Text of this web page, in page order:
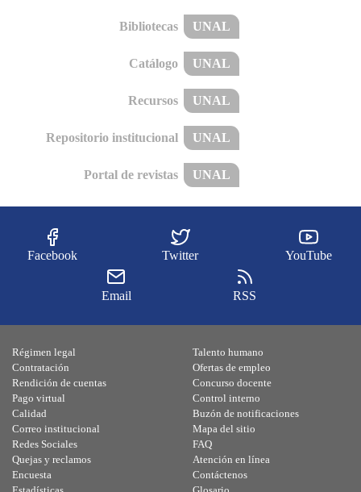
Bibliotecas UNAL
Catálogo UNAL
Recursos UNAL
Repositorio institucional UNAL
Portal de revistas UNAL
Facebook Twitter YouTube
Email RSS
Régimen legal
Contratación
Rendición de cuentas
Pago virtual
Calidad
Talento humano
Ofertas de empleo
Concurso docente
Control interno
Buzón de notificaciones
Correo institucional
Redes Sociales
Quejas y reclamos
Encuesta
Mapa del sitio
FAQ
Atención en línea
Contáctenos